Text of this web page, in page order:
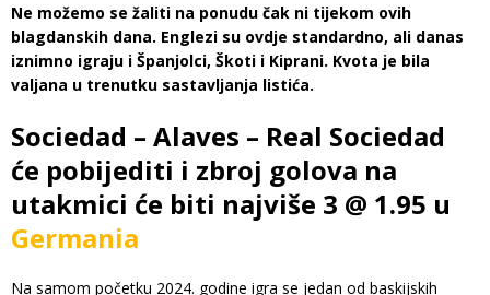
Ne možemo se žaliti na ponudu čak ni tijekom ovih
blagdanskih dana. Englezi su ovdje standardno, ali danas
iznimno igraju i Španjolci, Škoti i Kiprani. Kvota je bila
valjana u trenutku sastavljanja listića.
Sociedad – Alaves – Real Sociedad
će pobijediti i zbroj golova na
utakmici će biti najviše 3 @ 1.95 u
Germania
Na samom početku 2024. godine igra se jedan od baskijskih